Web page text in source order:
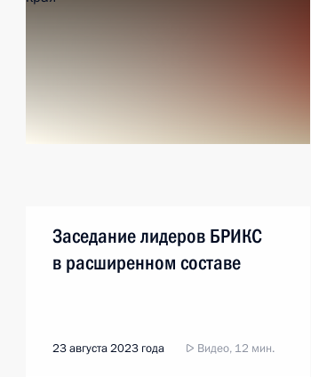
Заседание лидеров БРИКС
в расширенном составе
23 августа 2023 года Видео, 12 мин.